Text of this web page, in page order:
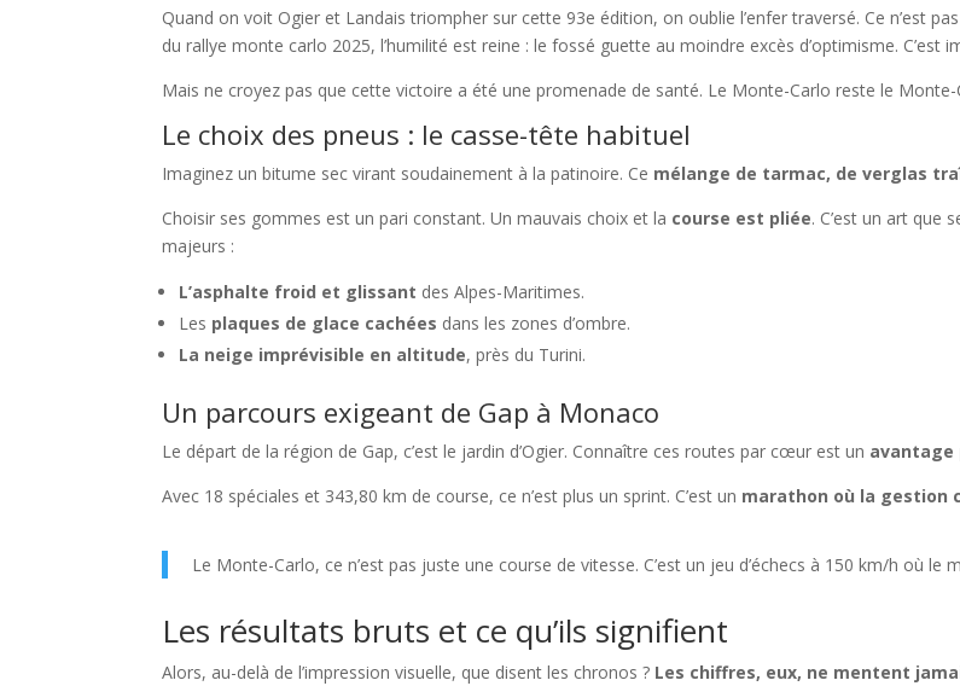
Quand on voit Ogier et Landais triompher sur cette 93e édition, on oublie l’enfer traversé. Ce n’est
du rallye monte carlo 2025, l’humilité est reine : le fossé guette au moindre excès d’optimisme. C’est
Mais ne croyez pas que cette victoire a été une promenade de santé. Le Monte-Carlo reste le Monte-
Le choix des pneus : le casse-tête habituel
Imaginez un bitume sec virant soudainement à la patinoire. Ce mélange de tarmac, de verglas
Choisir ses gommes est un pari constant. Un mauvais choix et la course est pliée. C’est un art que
majeurs :
L’asphalte froid et glissant des Alpes-Maritimes.
Les plaques de glace cachées dans les zones d’ombre.
La neige imprévisible en altitude, près du Turini.
Un parcours exigeant de Gap à Monaco
Le départ de la région de Gap, c’est le jardin d’Ogier. Connaître ces routes par cœur est un avantage
Avec 18 spéciales et 343,80 km de course, ce n’est plus un sprint. C’est un marathon où la gestion
Le Monte-Carlo, ce n’est pas juste une course de vitesse. C’est un jeu d’échecs à 150 km/h où
Les résultats bruts et ce qu’ils signifient
Alors, au-delà de l’impression visuelle, que disent les chronos ? Les chiffres, eux, ne mentent